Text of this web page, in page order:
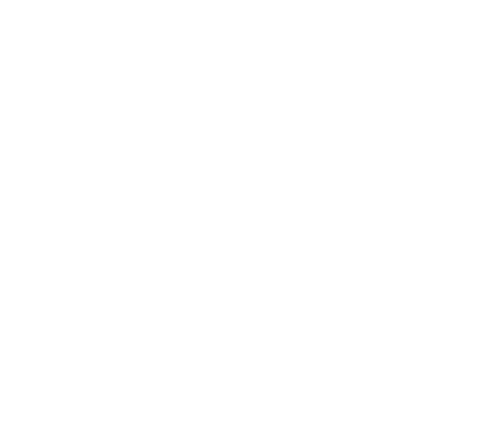
appelés à élire leurs représentants au Conseil d’administration.
l’Office puisque les administrateurs locataires participent aux
au sein de l’instance décisionnelle.
d'accord local relatif à
élections
locataires ont signé le protocole d’accord local relatif à
des locataires.
des opérations électorales et d’obtenir la plus large
démocratique.
en